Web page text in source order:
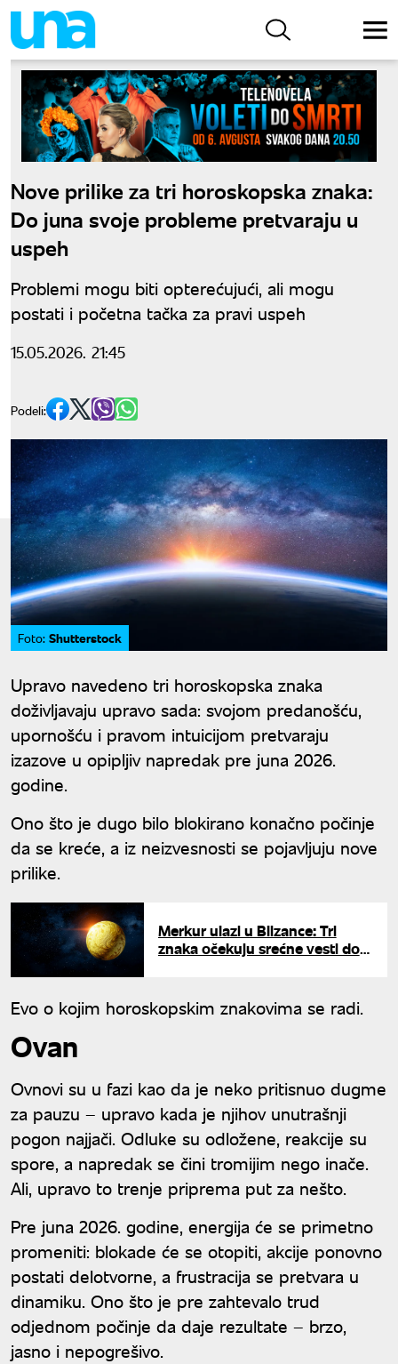
Nove prilike za tri horoskopska znaka:
Do juna svoje probleme pretvaraju u
uspeh
Problemi mogu biti opterećujući, ali mogu
postati i početna tačka za pravi uspeh
15.05.2026. 21:45
Podeli:
Foto: Shutterstock
Upravo navedeno tri horoskopska znaka
doživljavaju upravo sada: svojom predanošću,
upornošću i pravom intuicijom pretvaraju
izazove u opipljiv napredak pre juna 2026.
godine.
Ono što je dugo bilo blokirano konačno počinje
da se kreće, a iz neizvesnosti se pojavljuju nove
prilike.
Merkur ulazi u Blizance: Tri
znaka očekuju srećne vesti do
Evo o kojim horoskopskim znakovima se radi.
Ovan
Ovnovi su u fazi kao da je neko pritisnuo dugme
za pauzu – upravo kada je njihov unutrašnji
pogon najjači. Odluke su odložene, reakcije su
spore, a napredak se čini tromijim nego inače.
Ali, upravo to trenje priprema put za nešto.
Pre juna 2026. godine, energija će se primetno
promeniti: blokade će se otopiti, akcije ponovno
postati delotvorne, a frustracija se pretvara u
dinamiku. Ono što je pre zahtevalo trud
odjednom počinje da daje rezultate – brzo,
jasno i nepogrešivo.